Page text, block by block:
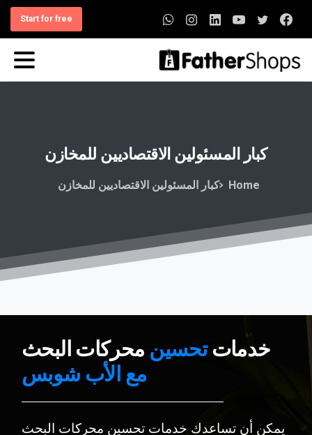
Start for free
كبار المسئولين الاقتصاديين للمخازن
Home كبار المسئولين الاقتصاديين للمخازن
خدماتتحسين محركات البحث
مع الأب شوبس
يمكن أن تساعدك خدمات تحسين محركات البحث